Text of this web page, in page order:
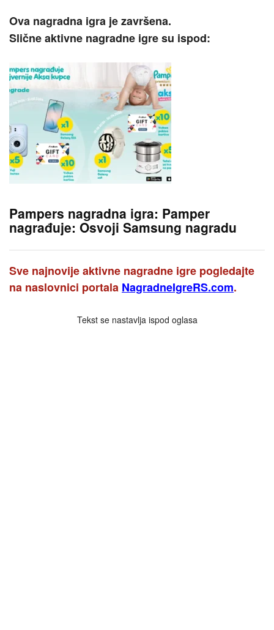
Ova nagradna igra je završena.
Slične aktivne nagradne igre su ispod:
Pampers nagradna igra: Pamper
nagrađuje: Osvoji Samsung nagradu
Sve najnovije aktivne nagradne igre pogledajte
na naslovnici portala NagradneIgreRS.com.
Tekst se nastavlja ispod oglasa